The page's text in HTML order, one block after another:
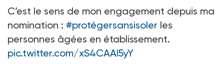
C’est le sens de mon engagement depuis ma
nomination : #protégersansisoler les
personnes âgées en établissement.
pic.twitter.com/xS4CAAI5yY